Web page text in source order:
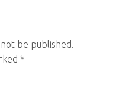
be published.
*